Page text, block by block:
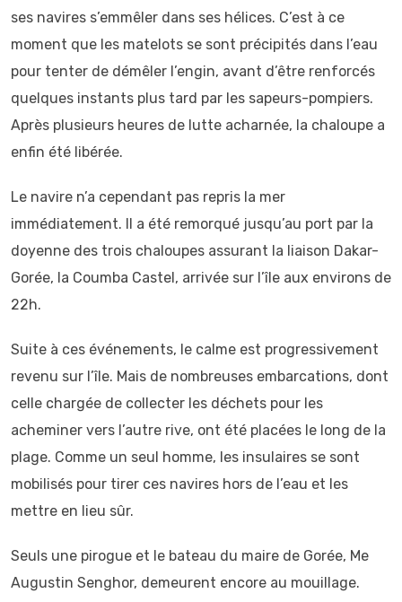
ses navires s’emmêler dans ses hélices. C’est à ce
moment que les matelots se sont précipités dans l’eau
pour tenter de démêler l’engin, avant d’être renforcés
quelques instants plus tard par les sapeurs-pompiers.
Après plusieurs heures de lutte acharnée, la chaloupe a
enfin été libérée.
Le navire n’a cependant pas repris la mer
immédiatement. Il a été remorqué jusqu’au port par la
doyenne des trois chaloupes assurant la liaison Dakar-
Gorée, la Coumba Castel, arrivée sur l’île aux environs de
22h.
Suite à ces événements, le calme est progressivement
revenu sur l’île. Mais de nombreuses embarcations, dont
celle chargée de collecter les déchets pour les
acheminer vers l’autre rive, ont été placées le long de la
plage. Comme un seul homme, les insulaires se sont
mobilisés pour tirer ces navires hors de l’eau et les
mettre en lieu sûr.
Seuls une pirogue et le bateau du maire de Gorée, Me
Augustin Senghor, demeurent encore au mouillage.